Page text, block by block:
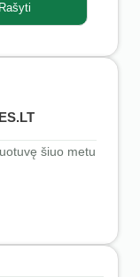
Rašyti
šiuo metu